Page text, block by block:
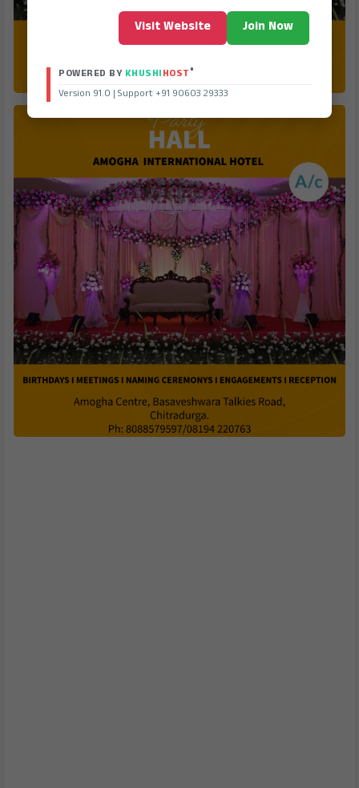
Visit Website Join Now
POWERED BY KHUSHIHOST®
Version 91.0 | Support +91 90603 29333